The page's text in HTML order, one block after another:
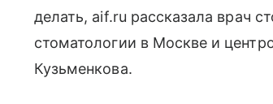
делать, aif.ru рассказала врач
стоматологии в Москве и
Кузьменкова.